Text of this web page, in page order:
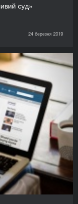
суд»
24 березня 2019